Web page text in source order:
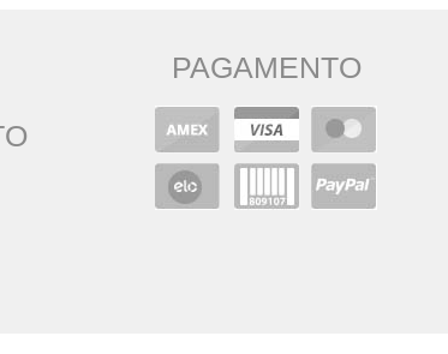
PAGAMENTO